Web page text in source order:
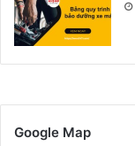
Google Map